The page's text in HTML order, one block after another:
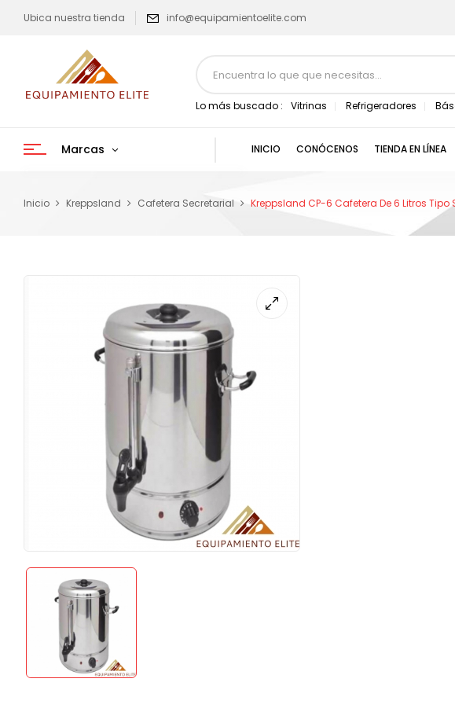
Ubica nuestra tienda info@equipamientoelite.com
Lo más buscado : Vitrinas Refrigeradores
Marcas INICIO CONÓCENOS TIENDA EN LÍNEA
Inicio Kreppsland Cafetera Secretarial Kreppsland CP-6 Cafetera De 6 Litros